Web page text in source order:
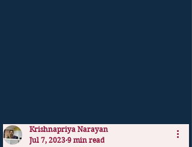
Krishnapriya Narayan
Jul 7, 2023 9 min read